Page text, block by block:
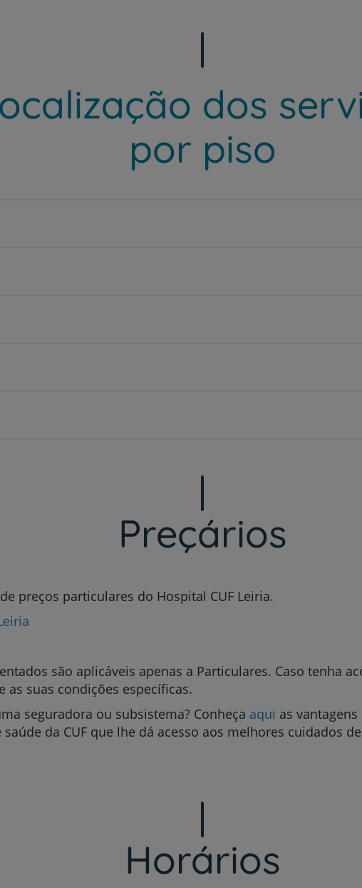
Clientes e acompanhantes
CUF Academic Center
Para profissionais
Sobre nós
dos
por piso
Preçários
preços particulares do Hospital CUF Leiria.
são aplicáveis apenas a Particulares. Caso tenha
as suas condições específicas.
seguradora ou subsistema? Conheça aqui as
saúde da CUF que lhe dá acesso aos melhores cuidados
Horários